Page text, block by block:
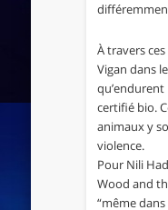
À travers
Vigan dans
certifié bio.
animaux y
violence.
Pour Nili
Wood and
“même